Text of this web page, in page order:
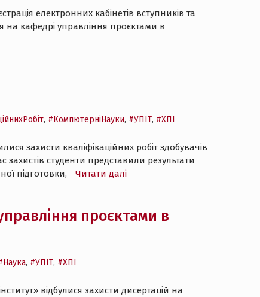
електронних кабінетів вступників та
на кафедрі управління проєктами в
, #КомпютерніНауки, #УПІТ, #ХПІ
захисти кваліфікаційних робіт здобувачів
студенти представили результати
підготовки,
Читати далі
проєктами в
, #УПІТ, #ХПІ
відбулися захисти дисертацій на